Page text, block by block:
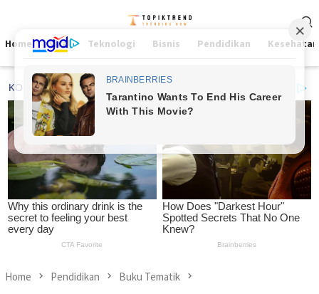
contentMenu
Home Viral Teknologi Bisnis Pendidikan Kesehatan
Home Pendidikan Buku Tematik